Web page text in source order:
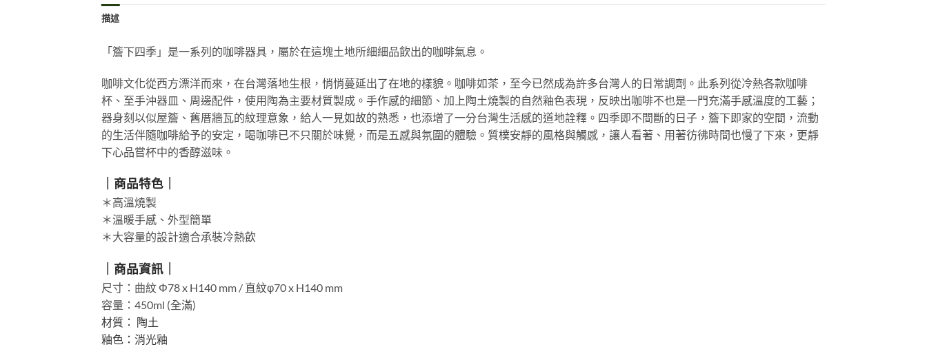
描述
「簷下四季」是一系列的咖啡器具，屬於在這塊土地所細細品飲出的咖啡氣息。
咖啡文化從西方漂洋而來，在台灣落地生根，悄悄蔓延出了在地的樣貌。咖啡如茶，至今已然成為許多台灣人的日常調劑。此系列從冷熱各款咖啡
杯、至手沖器皿、周邊配件，使用陶為主要材質製成。手作感的細節、加上陶土燒製的自然釉色表現，反映出咖啡不也是一門充滿手感溫度的工藝；
器身刻以似屋簷、舊厝牆瓦的紋理意象，給人一見如故的熟悉，也添增了一分台灣生活感的道地詮釋。四季即不間斷的日子，簷下即家的空間，流動
的生活伴隨咖啡給予的安定，喝咖啡已不只關於味覺，而是五感與氛圍的體驗。質樸安靜的風格與觸感，讓人看著、用著彷彿時間也慢了下來，更靜
下心品嘗杯中的香醇滋味。
｜商品特色｜
＊高溫燒製
＊溫暖手感、外型簡單
＊大容量的設計適合承裝冷熱飲
｜商品資訊｜
尺寸： 曲紋 Φ78 x H140 mm / 直紋φ70 x H140 mm
容量：450ml (全滿)
材質： 陶土
釉色：消光釉